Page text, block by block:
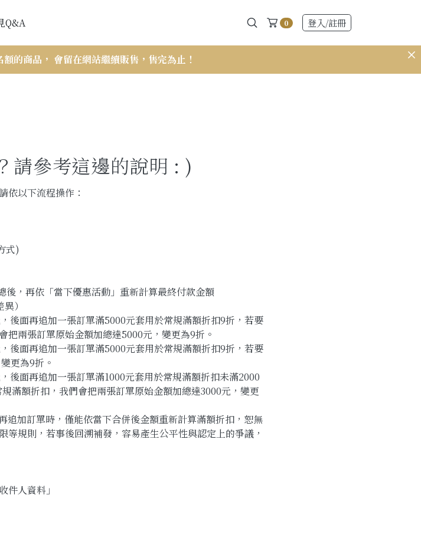
錯商品
圖與注意事項
Q&A 0 登入/註冊
的商品， 會留在網站繼續販售，售完為止！ 𝟭𝟱𝟭 小個子
請參考這邊的說明 : )
依以下流程操作：
式)
，再依「當下優惠活動」重新計算最終付款金額
）
後面再追加一張訂單滿5000元套用於常規滿額折扣9折，若要
兩張訂單原始金額加總達5000元，變更為9折。
後面再追加一張訂單滿5000元套用於常規滿額折扣9折，若要
更為9折。
後面再追加一張訂單滿1000元套用於常規滿額折扣未滿2000
滿額折扣，我們會把兩張訂單原始金額加總達3000元，變更
加訂單時，僅能依當下合併後金額重新計算滿額折扣，恕無
規則，若事後回溯補發，容易產生公平性與認定上的爭議，
件人資料」